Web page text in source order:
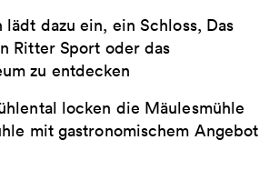
dazu ein, ein Schloss, Das
Ritter Sport oder das
zu entdecken
locken die Mäulesmühle
mit gastronomischem Angebot